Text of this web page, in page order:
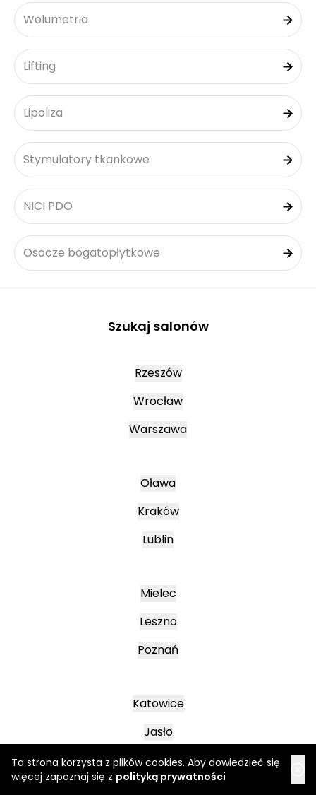
Ta strona korzysta z plików cookies. Aby dowiedzieć się
więcej zapoznaj się z polityką prywatności
Wolumetria
Lifting
Lipoliza
Stymulatory tkankowe
NICI PDO
Osocze bogatopłytkowe
Szukaj salonów
Rzeszów
Wrocław
Warszawa
Oława
Kraków
Lublin
Mielec
Leszno
Poznań
Katowice
Jasło
Wałbrzych